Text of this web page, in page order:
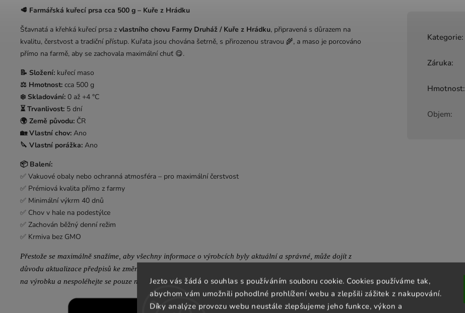
Jezto vás žádá o souhlas s používáním souboru cookie. Cookies používáme tak,
abychom vám umožnili pohodlné prohlížení webu a zlepšili zážitek z nakupování.
Díky analýze provozu webu neustále zlepšujeme jeho funkce, výkon a
🥩 Farmářská kuřecí prsa cca 500 g – Kuře z Hrádku
Šťavnatá a křehká kuřecí prsa z vlastního chovu Farmy Druháž / Kuře z Hrádku, připravená s důrazem na
kvalitu, čerstvost a tradiční přístup. Kuřata jsou chována šetrně, s přirozenou stravou 🌾, a maso je porcováno
přímo na farmě, aby se zachovala maximální chuť 😋.
📝 Složení: kuřecí maso
⚖️ Hmotnost: cca 500 g
❄️ Skladování: 0 až +4 °C
⏳ Trvanlivost: 5 dní
🌍 Země původu: ČR
🏡 Vlastní chov: Ano
🔪 Vlastní porážka: Ano
📦 Balení:
✅ Vakuové obaly nebo ochranná atmosféra – pro maximální čerstvost
✅ Prémiová kvalita přímo z farmy
✅ Minimální výkrm 40 dnů
✅ Chov v hale na podestýlce
✅ Zachován běžný denní režim
✅ Krmiva bez GMO
Přestože se maximálně snažíme, aby všechny informace o výrobcích byly aktuální a správné, může dojít z
důvodu aktualizace předpisů ke změně složek a dietetických informací. Proto si prosím vždy přečtěte etiketu
na výrobku a nespoléhejte se pouze na informace poskytnuté na našich stránkách.
Kategorie:
Záruka:
Hmotnost:
Objem: